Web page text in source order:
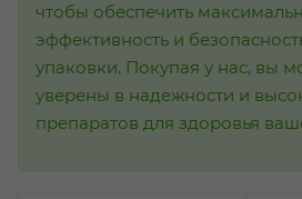
чтобы обеспечить
эффективность и
упаковки. Покупая у нас, вы
уверены в надежности и
препаратов для здоровья